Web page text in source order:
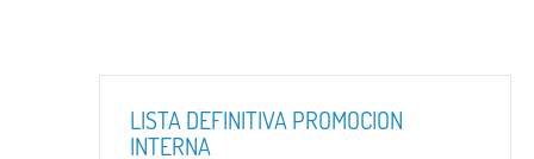
LISTA DEFINITIVA PROMOCION
INTERNA